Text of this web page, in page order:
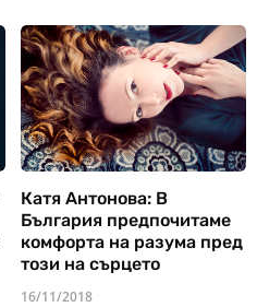
Катя Антонова: В
България предпочитаме
комфорта на разума пред
този на сърцето
16/11/2018